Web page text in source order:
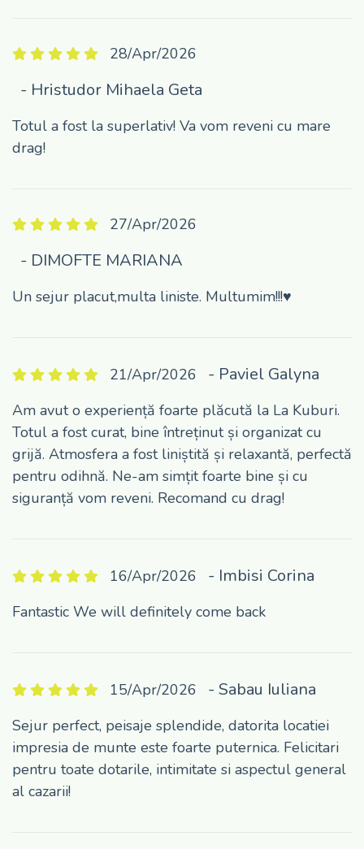
28/Apr/2026
- Hristudor Mihaela Geta
Totul a fost la superlativ! Va vom reveni cu mare
drag!
27/Apr/2026
- DIMOFTE MARIANA
Un sejur placut,multa liniste. Multumim!!!♥️
21/Apr/2026 - Paviel Galyna
Am avut o experiență foarte plăcută la La Kuburi.
Totul a fost curat, bine întreținut și organizat cu
grijă. Atmosfera a fost liniștită și relaxantă, perfectă
pentru odihnă. Ne-am simțit foarte bine și cu
siguranță vom reveni. Recomand cu drag!
16/Apr/2026 - Imbisi Corina
Fantastic We will definitely come back
15/Apr/2026 - Sabau Iuliana
Sejur perfect, peisaje splendide, datorita locatiei
impresia de munte este foarte puternica. Felicitari
pentru toate dotarile, intimitate si aspectul general
al cazarii!